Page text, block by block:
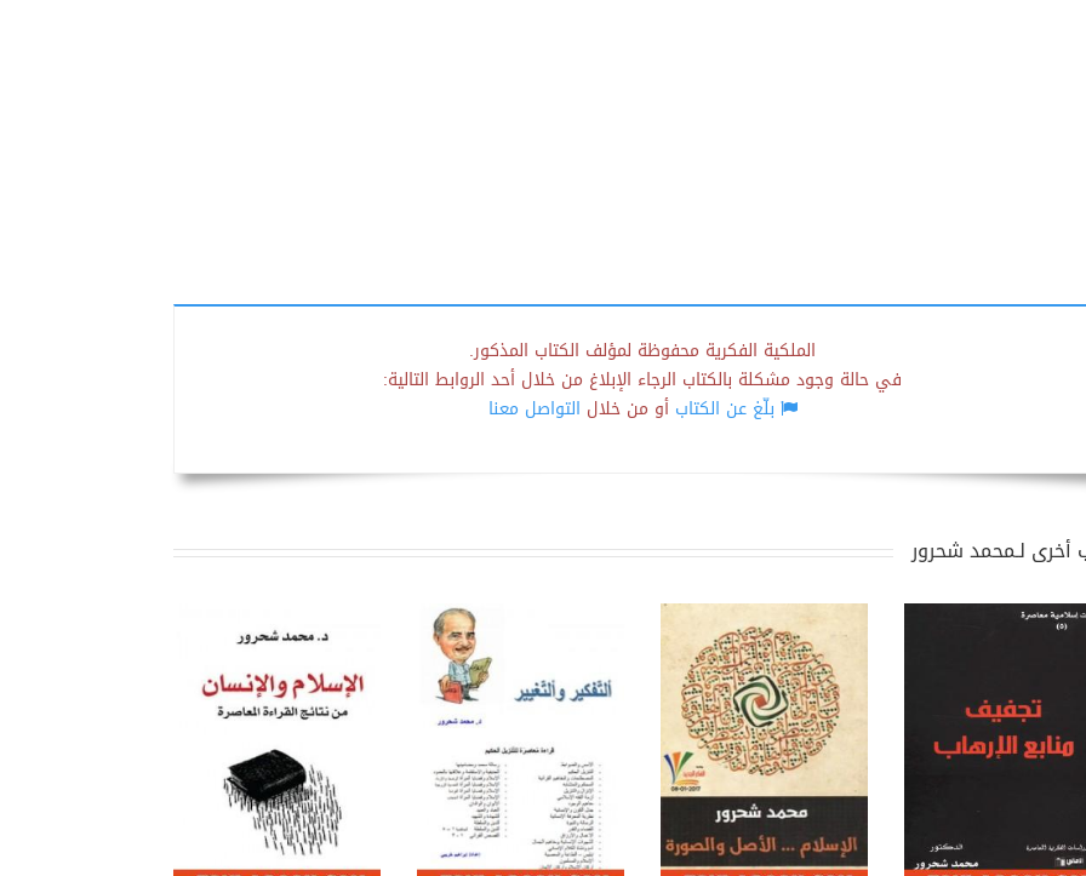
الملكية الفكرية محفوظة لمؤلف الكتاب المذكور.
في حالة وجود مشكلة بالكتاب الرجاء الإبلاغ من خلال أحد الروابط التالية:
بلّغ عن الكتابأو من خلال التواصل معنا
أخرى لـمحمد شحرور